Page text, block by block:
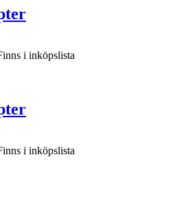
i inköpslista
i inköpslista